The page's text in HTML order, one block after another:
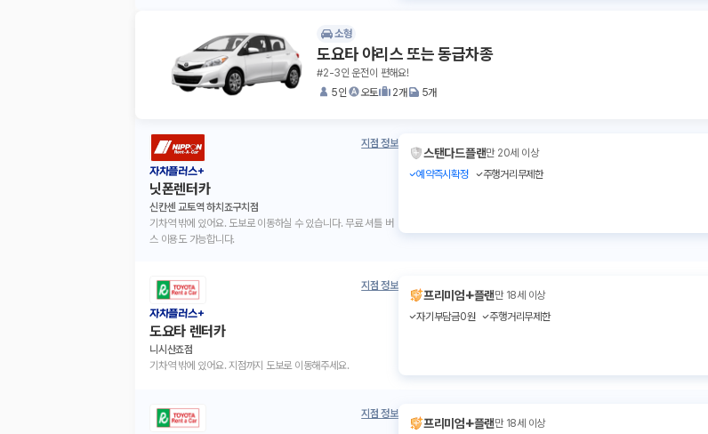
소형
도요타 야리스 또는 동급차종
#2-3인 운전이 편해요!
5인
오토 2개 5개
지점 정보
자차플러스+
닛폰렌터카
신칸센 교토역 하치죠구치점
기차역 밖에 있어요. 도보로 이동하실 수 있습니다. 무료 셔틀 버
스 이용도 가능합니다.
스탠다드플랜만 20세 이상
예약즉시확정
주행거리무제한
지점 정보
자차플러스+
도요타 렌터카
니시산죠점
기차역 밖에 있어요. 지점까지 도보로 이동해주세요.
프리미엄+플랜만 18세 이상
자기부담금0원
주행거리무제한
지점 정보
프리미엄+플랜만 18세 이상